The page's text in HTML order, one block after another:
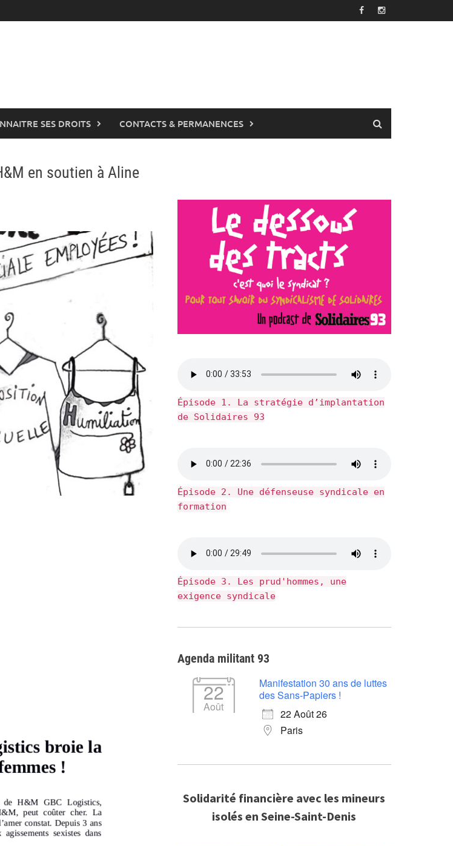
SES DROITS CONTACTS & PERMANENCES
en soutien à Aline
Épisode 1. La stratégie d’implantation
de Solidaires 93
Épisode 2. Une défenseuse syndicale en
formation
Épisode 3. Les prud'hommes, une
exigence syndicale
Agenda militant 93
22
Août
Manifestation 30 ans de luttes
des Sans-Papiers !
22 Août 26
Paris
Solidarité financière avec les mineurs
isolés en Seine-Saint-Denis